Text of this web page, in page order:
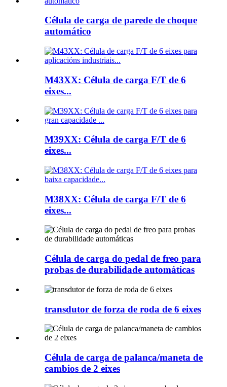
Célula de carga de parede de choque
automático
M43XX: Célula de carga F/T de 6
eixes...
M39XX: Célula de carga F/T de 6
eixes...
M38XX: Célula de carga F/T de 6
eixes...
Célula de carga do pedal de freo para
probas de durabilidade automáticas
transdutor de forza de roda de 6 eixes
Célula de carga de palanca/maneta de
cambios de 2 eixes